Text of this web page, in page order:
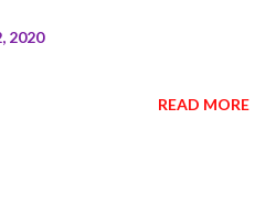
2020
READ MORE